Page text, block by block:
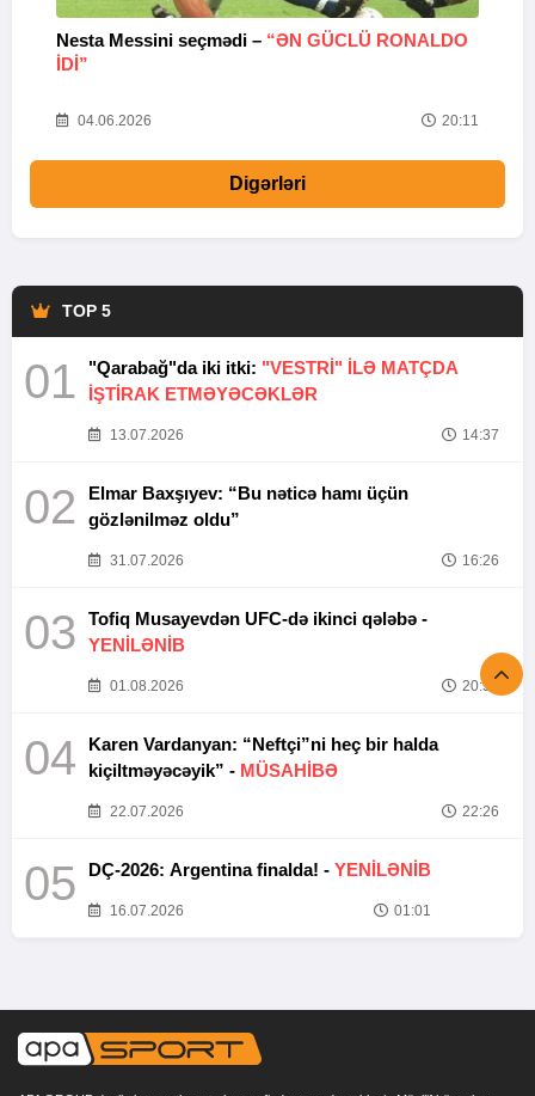
Nesta Messini seçmədi – “ƏN GÜCLÜ RONALDO
IDI”
04.06.2026 20:11
Digərləri
TOP 5
01 "Qarabağ"da iki itki: "VESTRİ" İLƏ MATÇDA
İŞTİRAK ETMƏYƏCƏKLƏR
13.07.2026 14:37
02
Elmar Baxşıyev: “Bu nəticə hamı üçün
gözlənilməz oldu”
31.07.2026 16:26
03
Tofiq Musayevdən UFC-də ikinci qələbə -
YENİLƏNİB
01.08.2026 20:52
04
Karen Vardanyan: “Neftçi”ni heç bir halda
kiçiltməyəcəyik” - MÜSAHİBƏ
22.07.2026 22:26
05 DÇ-2026: Argentina finalda! - YENİLƏNİB
16.07.2026 01:01